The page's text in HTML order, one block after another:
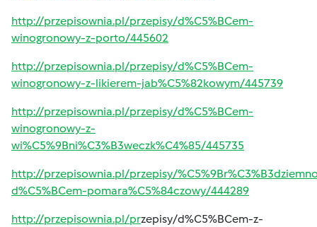
http://przepisownia.pl/przepisy/d%C5%BCem-
winogronowy-z-porto/445602
http://przepisownia.pl/przepisy/d%C5%BCem-
winogronowy-z-likierem-jab%C5%82kowym/445739
http://przepisownia.pl/przepisy/d%C5%BCem-
winogronowy-z-
wi%C5%9Bni%C3%B3weczk%C4%85/445735
http://przepisownia.pl/przepisy/
d%C5%BCem-pomara%C5%84czowy/444289
http://przepisownia.pl/przepisy/d%C5%BCem-z-